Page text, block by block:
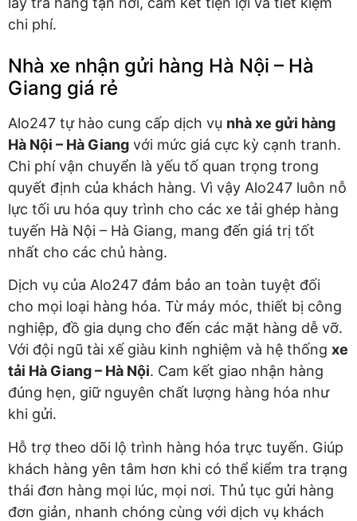
chi phí.
Nhà xe nhận gửi hàng Hà Nội – Hà
Giang giá rẻ
Alo247 tự hào cung cấp dịch vụ nhà xe gửi hàng
Hà Nội – Hà Giang với mức giá cực kỳ cạnh tranh.
Chi phí vận chuyển là yếu tố quan trọng trong
quyết định của khách hàng. Vì vậy Alo247 luôn nỗ
lực tối ưu hóa quy trình cho các xe tải ghép hàng
tuyến Hà Nội – Hà Giang, mang đến giá trị tốt
nhất cho các chủ hàng.
Dịch vụ của Alo247 đảm bảo an toàn tuyệt đối
cho mọi loại hàng hóa. Từ máy móc, thiết bị công
nghiệp, đồ gia dụng cho đến các mặt hàng dễ vỡ.
Với đội ngũ tài xế giàu kinh nghiệm và hệ thống xe
tải Hà Giang – Hà Nội. Cam kết giao nhận hàng
đúng hẹn, giữ nguyên chất lượng hàng hóa như
khi gửi.
Hỗ trợ theo dõi lộ trình hàng hóa trực tuyến. Giúp
khách hàng yên tâm hơn khi có thể kiểm tra trạng
thái đơn hàng mọi lúc, mọi nơi. Thủ tục gửi hàng
đơn giản, nhanh chóng cùng với dịch vụ khách